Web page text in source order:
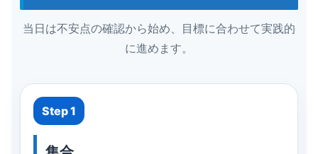
当日は不安点の確認から始め、目標に合わせて実践的
に進めます。
Step 1